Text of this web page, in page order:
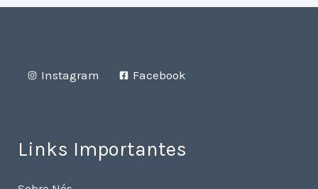
Instagram Facebook
Links Importantes